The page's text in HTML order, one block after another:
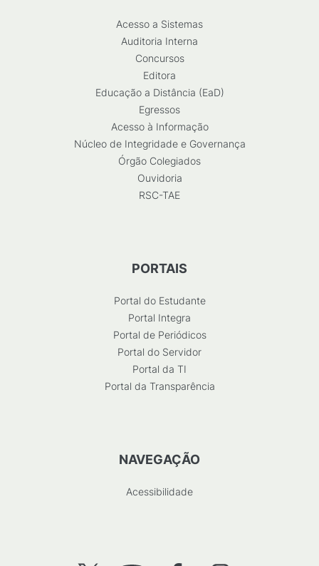
Acesso a Sistemas
Auditoria Interna
Concursos
Editora
Educação a Distância (EaD)
Egressos
Acesso à Informação
Núcleo de Integridade e Governança
Órgão Colegiados
Ouvidoria
RSC-TAE
PORTAIS
Portal do Estudante
Portal Integra
Portal de Periódicos
Portal do Servidor
Portal da TI
Portal da Transparência
NAVEGAÇÃO
Acessibilidade